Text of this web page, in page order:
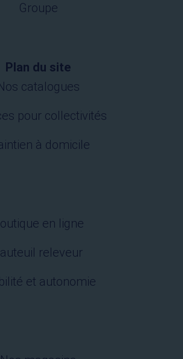
Groupe
Plan du site
catalogues
pour collectivités
à domicile
en ligne
releveur
et autonomie